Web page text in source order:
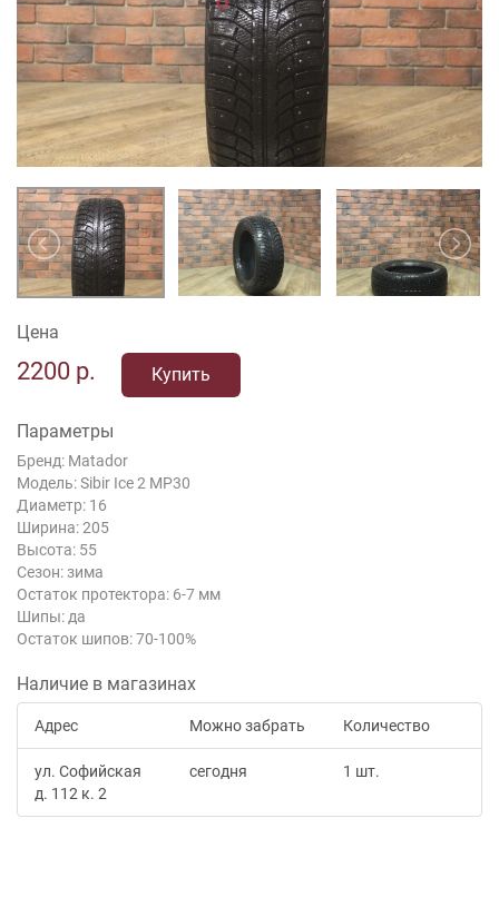
Цена
2200 р. Купить
Параметры
Бренд: Matador
Модель: Sibir Ice 2 MP30
Диаметр: 16
Ширина: 205
Высота: 55
Сезон: зима
Остаток протектора: 6-7 мм
Шипы: да
Остаток шипов: 70-100%
Наличие в магазинах
Адрес Можно забрать Количество
ул. Софийская
д. 112 к. 2
сегодня 1 шт.